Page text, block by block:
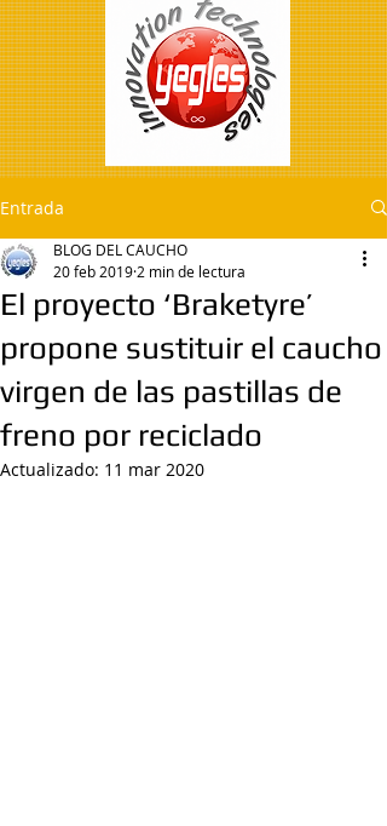
Entrada
El proyecto ‘Braketyre’
propone sustituir el caucho
virgen de las pastillas de
freno por reciclado
BLOG DEL CAUCHO
20 feb 2019 2 min de lectura
Actualizado: 11 mar 2020